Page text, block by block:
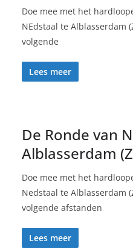
Doe mee met het
NEdstaal te Alblasserdam
volgende
Lees meer
De Ronde van
Alblasserdam
Doe mee met het
Nedstaal te Alblasserdam
volgende afstanden
Lees meer